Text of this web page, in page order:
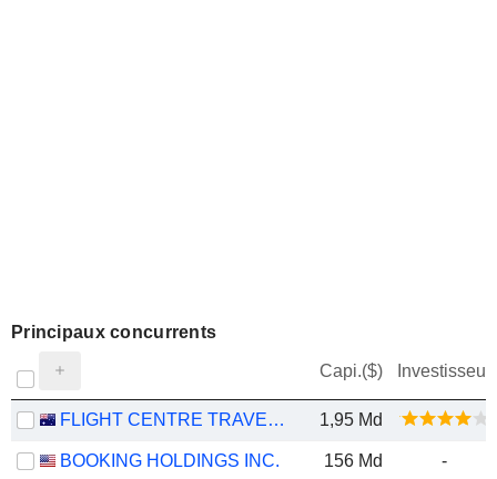
Principaux concurrents
Capi.($) Investisseur
FLIGHT CENTRE TRAVEL GROUP LIMITED 1,95 Md
BOOKING HOLDINGS INC. 156 Md -